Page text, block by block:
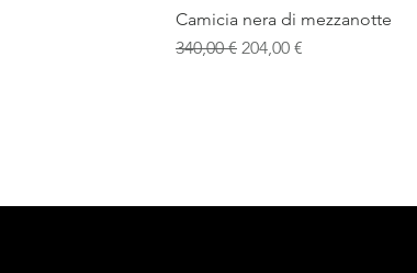
Camicia nera di mezzanotte
Prezzo regolare
340,00 € Prezzo scontato
204,00 €